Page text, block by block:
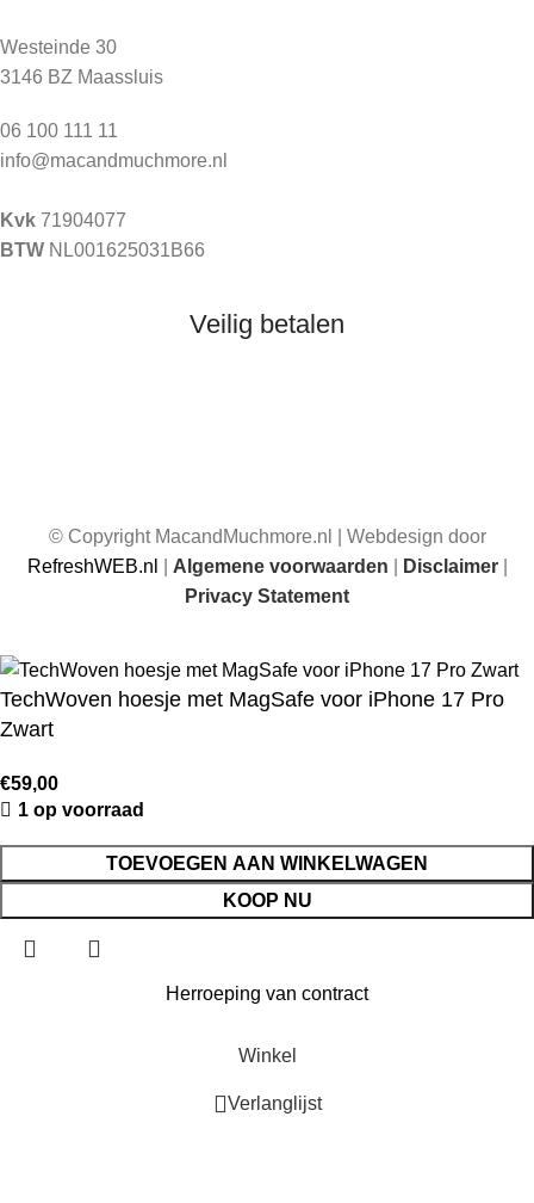
Westeinde 30
3146 BZ Maassluis
06 100 111 11
info@macandmuchmore.nl
Kvk 71904077
BTW NL001625031B66
Veilig betalen
© Copyright MacandMuchmore.nl | Webdesign door
RefreshWEB.nl
Algemene voorwaarden Disclaimer|
Privacy Statement
TechWoven hoesje met MagSafe voor iPhone 17 Pro
Zwart
€59,00
1 op voorraad
TOEVOEGEN AAN WINKELWAGEN
KOOP NU
Herroeping van contract
Winkel
Verlanglijst